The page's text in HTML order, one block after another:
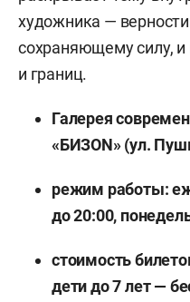
художника — верности
сохраняющему силу, и
и границ.
Галерея
«БИЗОN» (ул.
режим работы:е
до 20:00,
стоимость
дети до 7 лет —